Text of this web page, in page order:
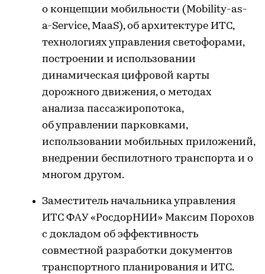
о концепции мобильности (Mobility-as-
a-Service, MaaS), об архитектуре ИТС,
технологиях управления светофорами,
построении и использовании
динамическая цифровой карты
дорожного движения, о методах
анализа пассажиропотока,
об управлении парковками,
использовании мобильных приложений,
внедрении беспилотного транспорта и о
многом другом.
Заместитель начальника управления
ИТС ФАУ «РосдорНИИ» Максим Порохов
с докладом об эффективность
совместной разработки документов
транспортного планирования и ИТС.